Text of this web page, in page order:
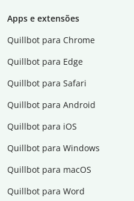
Apps e extensões
Quillbot para Chrome
Quillbot para Edge
Quillbot para Safari
Quillbot para Android
Quillbot para iOS
Quillbot para Windows
Quillbot para macOS
Quillbot para Word